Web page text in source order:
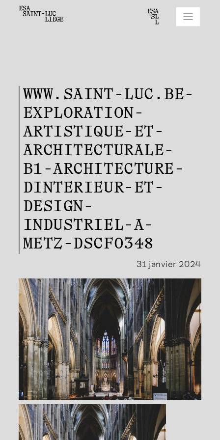
WWW.SAINT-LUC.BE-
EXPLORATION-
ARTISTIQUE-ET-
ARCHITECTURALE-
B1-ARCHITECTURE-
DINTERIEUR-ET-
DESIGN-
INDUSTRIEL-A-
METZ-DSCF0348
31 janvier 2024